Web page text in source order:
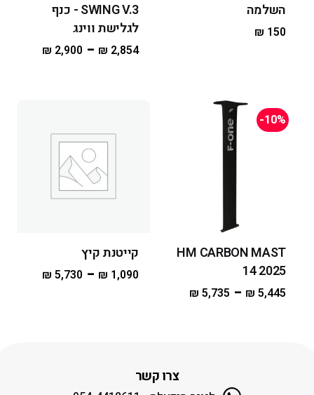
השלמה
₪ 150
SWING V.3 - כנף
לגלישת ווינג
₪ 2,854
–
₪ 2,900
-10%
HM CARBON MAST
14 2025
₪ 5,445
–
₪ 5,735
קייטנת קיץ
₪ 1,090
–
₪ 5,730
צרו קשר